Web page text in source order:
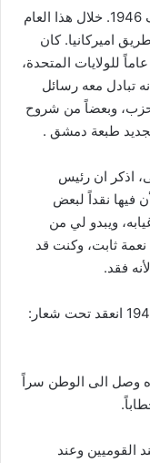
«أعود لأكتب عن يوم ضهور الشوير في صيف 1946. خلال هذا العام
اميركانيا. كان
للولايات المتحدة،
تبادل معه رسائل
وبعضاً من شروح
طبعة دمشق .
اذكر ان رئيس
فيها نقداً لبعض
ويبدو لي من
ثابت، وكنت قد
فقد.
«المهمّ انّ اجتماع ضهور الشوير في صيف 1946 انعقد تحت شعار:
وصل الى الوطن سراً
القوميين وعند